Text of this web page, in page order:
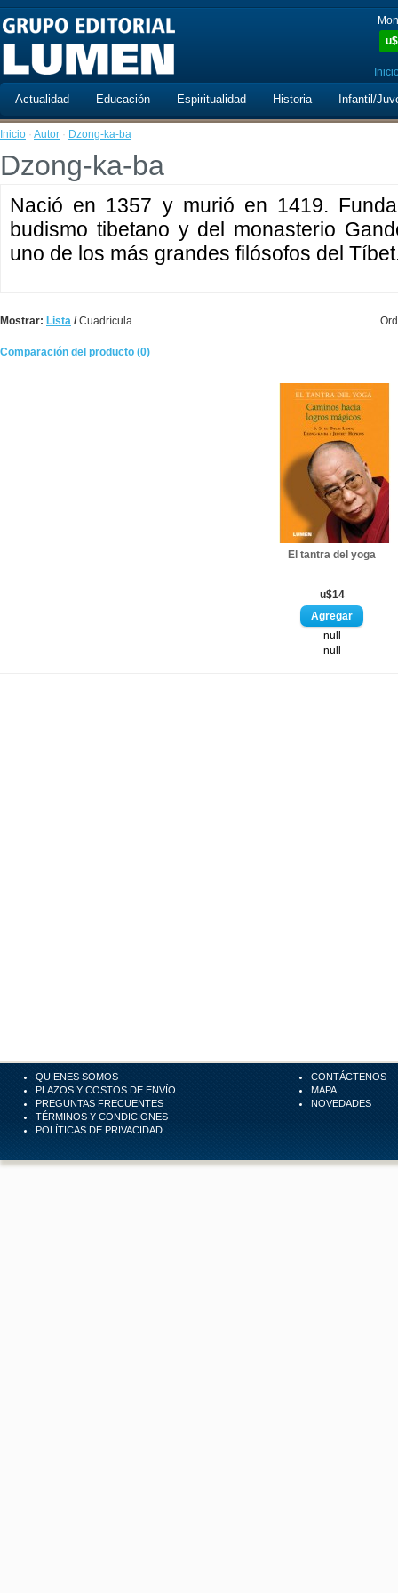
u$
Actualidad Educación Espiritualidad Historia Infantil/
Inicio · Autor · Dzong-ka-ba
Dzong-ka-ba
Nació en 1357 y murió en 1419.
budismo tibetano y del monasterio
uno de los más grandes filósofos del
Mostrar: Lista /Cuadrícula
Comparación del producto (0)
El tantra del yoga
u$14
null
null
QUIENES SOMOS
PLAZOS Y COSTOS DE ENVÍO
PREGUNTAS FRECUENTES
TÉRMINOS Y CONDICIONES
POLÍTICAS DE PRIVACIDAD
CONTÁCTENOS
MAPA
NOVEDADES